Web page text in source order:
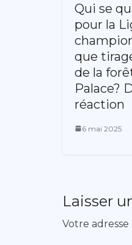
Qui se
pour la
que
de la
Palace?
réaction
6 mai 2025
Laisser
Votre adresse